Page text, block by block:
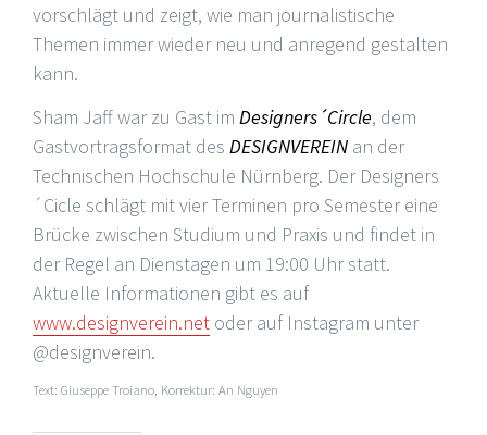
vorschlägt und zeigt, wie man journalistische
Themen immer wieder neu und anregend gestalten
kann.
Sham Jaff war zu Gast im Designers´Circle, dem
Gastvortragsformat des DESIGNVEREIN an der
Technischen Hochschule Nürnberg. Der Designers
´Cicle schlägt mit vier Terminen pro Semester eine
Brücke zwischen Studium und Praxis und findet in
der Regel an Dienstagen um 19:00 Uhr statt.
Aktuelle Informationen gibt es auf
www.designverein.net oder auf Instagram unter
@designverein.
Text: Giuseppe Troiano, Korrektur: An Nguyen